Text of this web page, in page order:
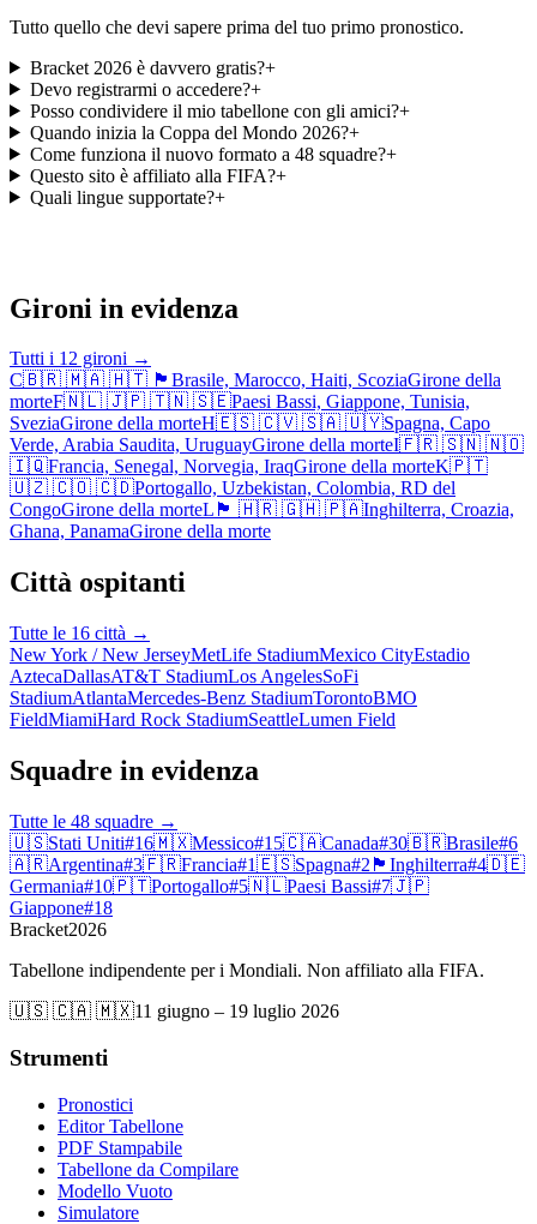
Tutto quello che devi sapere prima del tuo primo pronostico.
Bracket 2026 è davvero gratis?+
Devo registrarmi o accedere?+
Posso condividere il mio tabellone con gli amici?+
Quando inizia la Coppa del Mondo 2026?+
Come funziona il nuovo formato a 48 squadre?+
Questo sito è affiliato alla FIFA?+
Quali lingue supportate?+
Gironi in evidenza
Tutti i 12 gironi →
C🇧🇷 🇲🇦 🇭🇹 🏴󠁧󠁢󠁳󠁣󠁴󠁿 Brasile, Marocco, Haiti, ScoziaGirone della
morteF🇳🇱 🇯🇵 🇹🇳 🇸🇪Paesi Bassi, Giappone, Tunisia,
SveziaGirone della morteH🇪🇸 🇨🇻 🇸🇦 🇺🇾Spagna, Capo
Verde, Arabia Saudita, UruguayGirone della morteI🇫🇷 🇸🇳 🇳🇴
🇮🇶Francia, Senegal, Norvegia, IraqGirone della morteK🇵🇹
🇺🇿 🇨🇴 🇨🇩Portogallo, Uzbekistan, Colombia, RD del
CongoGirone della morteL 🏴󠁧󠁢󠁥󠁮󠁧󠁿 🇭🇷 🇬🇭 🇵🇦Inghilterra, Croazia,
Ghana, PanamaGirone della morte
Città ospitanti
Tutte le 16 città →
New York / New JerseyMetLife StadiumMexico CityEstadio
AztecaDallasAT&T StadiumLos AngelesSoFi
StadiumAtlantaMercedes-Benz StadiumTorontoBMO
FieldMiamiHard Rock StadiumSeattleLumen Field
Squadre in evidenza
Tutte le 48 squadre →
🇺🇸Stati Uniti#16🇲🇽Messico#15🇨🇦Canada#30🇧🇷Brasile#6
🇦🇷Argentina#3🇫🇷Francia#1🇪🇸Spagna#2 🏴󠁧󠁢󠁥󠁮󠁧󠁿 Inghilterra#4🇩🇪
Germania#10🇵🇹Portogallo#5🇳🇱Paesi Bassi#7🇯🇵
Giappone#18
Bracket2026
Tabellone indipendente per i Mondiali. Non affiliato alla FIFA.
🇺🇸 🇨🇦 🇲🇽11 giugno – 19 luglio 2026
Strumenti
Pronostici
Editor Tabellone
PDF Stampabile
Tabellone da Compilare
Modello Vuoto
Simulatore